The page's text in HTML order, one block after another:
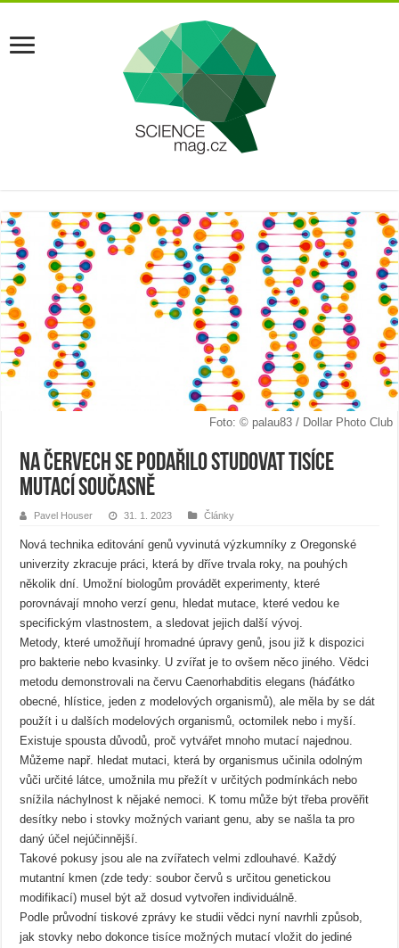
Foto: © palau83 / Dollar Photo Club
Na červech se podařilo studovat tisíce
mutací současně
Pavel Houser 31. 1. 2023 Články
Nová technika editování genů vyvinutá výzkumníky z Oregonské
univerzity zkracuje práci, která by dříve trvala roky, na pouhých
několik dní. Umožní biologům provádět experimenty, které
porovnávají mnoho verzí genu, hledat mutace, které vedou ke
specifickým vlastnostem, a sledovat jejich další vývoj.
Metody, které umožňují hromadné úpravy genů, jsou již k dispozici
pro bakterie nebo kvasinky. U zvířat je to ovšem něco jiného. Vědci
metodu demonstrovali na červu Caenorhabditis elegans (háďátko
obecné, hlístice, jeden z modelových organismů), ale měla by se dát
použít i u dalších modelových organismů, octomilek nebo i myší.
Existuje spousta důvodů, proč vytvářet mnoho mutací najednou.
Můžeme např. hledat mutaci, která by organismus učinila odolným
vůči určité látce, umožnila mu přežít v určitých podmínkách nebo
snížila náchylnost k nějaké nemoci. K tomu může být třeba prověřit
desítky nebo i stovky možných variant genu, aby se našla ta pro
daný účel nejúčinnější.
Takové pokusy jsou ale na zvířatech velmi zdlouhavé. Každý
mutantní kmen (zde tedy: soubor červů s určitou genetickou
modifikací) musel být až dosud vytvořen individuálně.
Podle průvodní tiskové zprávy ke studii vědci nyní navrhli způsob,
jak stovky nebo dokonce tisíce možných mutací vložit do jediné